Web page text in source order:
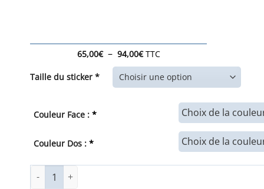
65,00€ – 94,00€Plage
prix :
65,00€
à
TTC
Taille du sticker *
Couleur Face :*
Couleur Dos :*
quantité de Sticker de l'Estafette Renault de face et de